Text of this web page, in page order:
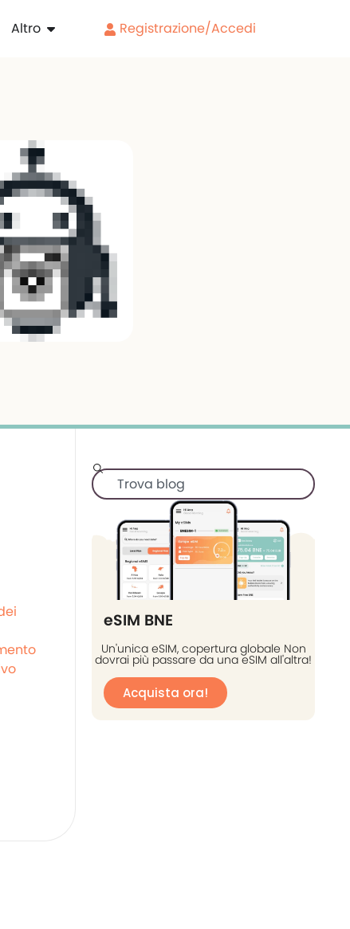
Altro Registrazione/Accedi
eSIM BNE
Un'unica eSIM, copertura globale Non
dovrai più passare da una eSIM all'altra!
Acquista ora!